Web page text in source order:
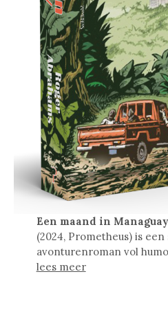
Een maand in Managuay
(2024, Prometheus) is
avonturenroman vol
lees meer